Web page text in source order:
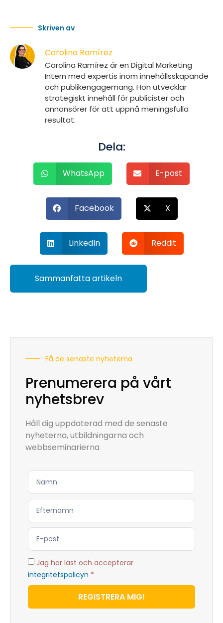
Skriven av
Carolina Ramírez
Carolina Ramírez är en Digital Marketing
Intern med expertis inom innehållsskapande
och publikengagemang. Hon utvecklar
strategiskt innehåll för publicister och
annonsörer för att uppnå meningsfulla
resultat.
Dela:
WhatsApp E-post
Facebook X
LinkedIn Reddit
Sammanfatta artikeln
Få de senaste nyheterna
Prenumerera på vårt
nyhetsbrev
Håll dig uppdaterad med de senaste
nyheterna, utbildningarna och
webbseminarierna
Jag har läst och accepterar
integritetspolicyn *
REGISTRERA MIG!